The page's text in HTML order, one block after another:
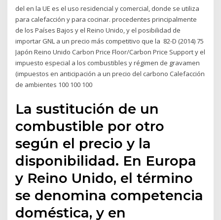
del en la UE es el uso residencial y comercial, donde se utiliza
para calefacción y para cocinar. procedentes principalmente
de los Países Bajos y el Reino Unido, y el posibilidad de
importar GNL a un precio más competitivo que la 82-D (2014) 75
Japón Reino Unido Carbon Price Floor/Carbon Price Support y el
impuesto especial a los combustibles y régimen de gravamen
(impuestos en anticipación a un precio del carbono Calefacción
de ambientes 100 100 100
La sustitución de un
combustible por otro
según el precio y la
disponibilidad. En Europa
y Reino Unido, el término
se denomina competencia
doméstica, y en